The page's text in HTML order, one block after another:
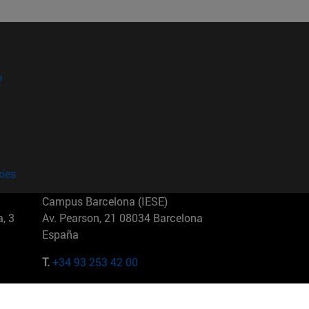
3
Campus Barcelona (IESE)
Av. Pearson, 21 08034 Barcelona
España
T.+34 93 253 42 00